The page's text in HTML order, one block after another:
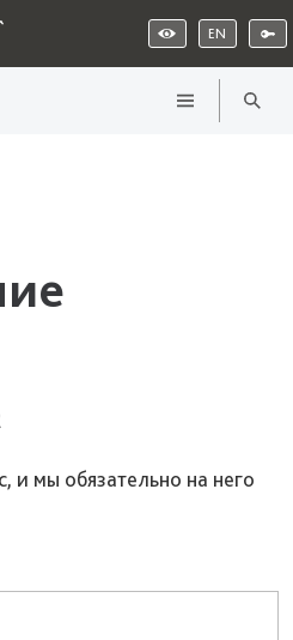
EN
и мы обязательно на него